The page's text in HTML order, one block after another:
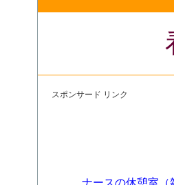
スポンサード リンク
ナースの休憩室（